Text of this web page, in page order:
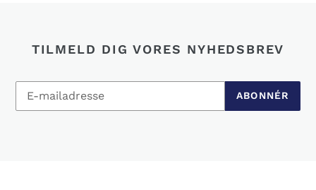
TILMELD DIG VORES NYHEDSBREV
ABONNÉR